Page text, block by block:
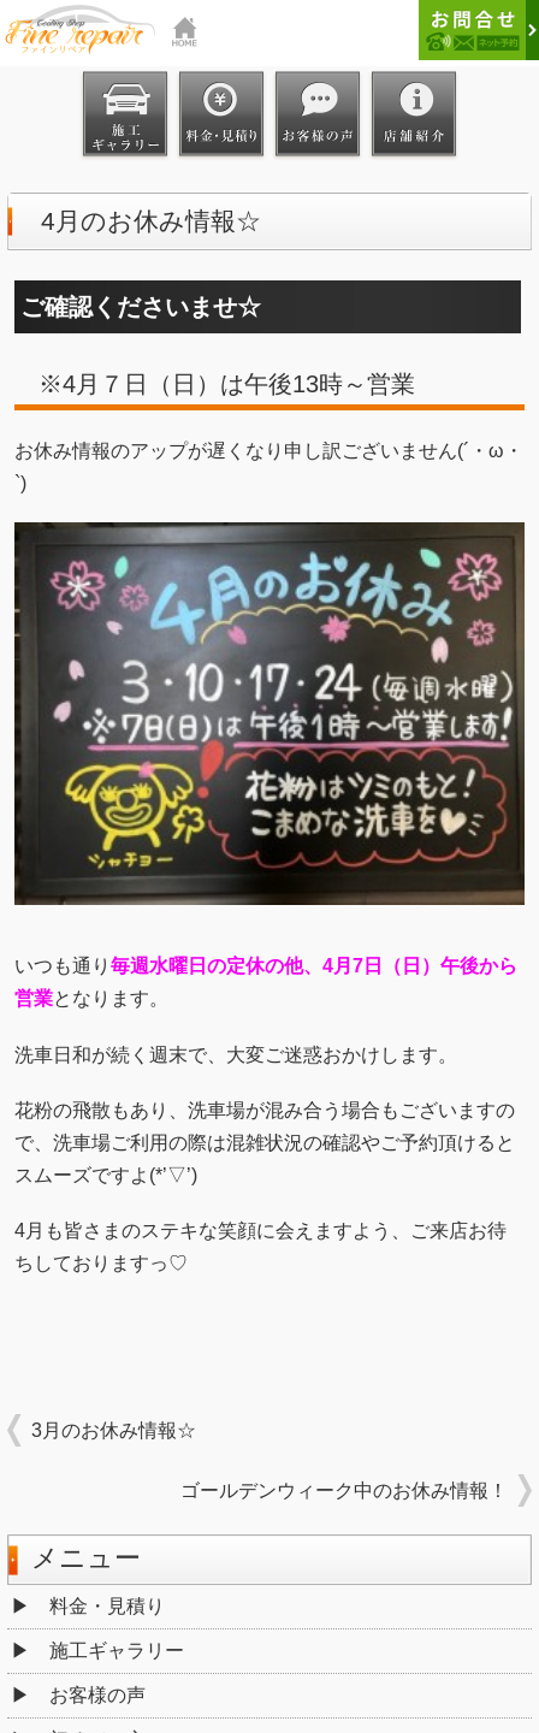
4月のお休み情報☆
ご確認くださいませ☆
※4月７日（日）は午後13時～営業
お休み情報のアップが遅くなり申し訳ございません(´・ω・
`)
いつも通り 毎週水曜日の定休の他、4月7日（日）午後から
営業となります。
洗車日和が続く週末で、大変ご迷惑おかけします。
花粉の飛散もあり、洗車場が混み合う場合もございますの
で、洗車場ご利用の際は混雑状況の確認やご予約頂けると
スムーズですよ(*’▽’)
4月も皆さまのステキな笑顔に会えますよう、ご来店お待
ちしておりますっ♡
3月のお休み情報☆
ゴールデンウィーク中のお休み情報！
メニュー
料金・見積り
施工ギャラリー
お客様の声